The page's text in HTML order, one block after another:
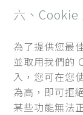
六、Cookie
為了提供您最
並取用我們的
入，您可在您
為高，即可拒
某些功能無法